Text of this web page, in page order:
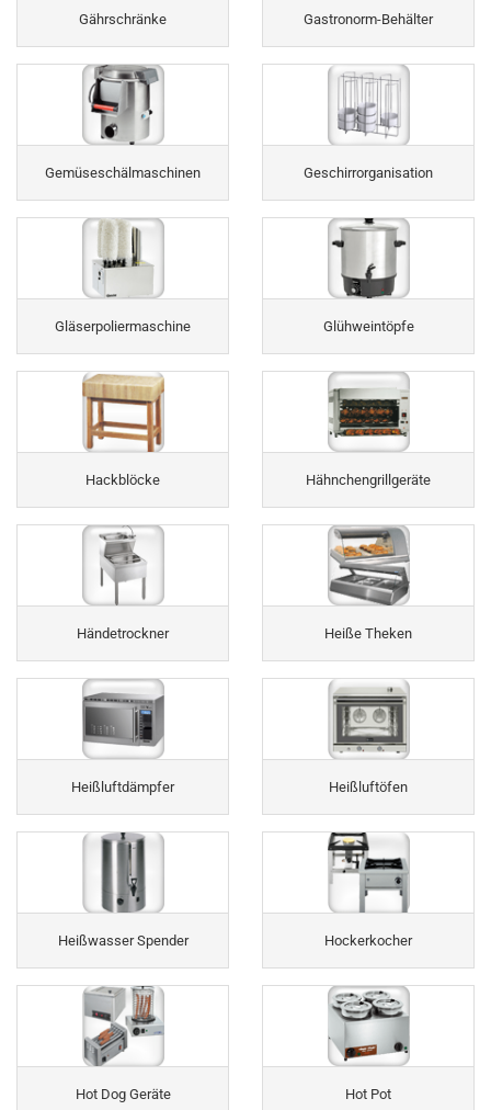
Gährschränke Gastronorm-Behälter
Gemüseschälmaschinen Geschirrorganisation
Gläserpoliermaschine Glühweintöpfe
Hackblöcke Hähnchengrillgeräte
Händetrockner Heiße Theken
Heißluftdämpfer Heißluftöfen
Heißwasser Spender Hockerkocher
Hot Dog Geräte Hot Pot